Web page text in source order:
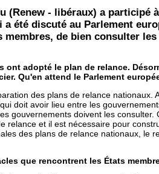
(Renew - libéraux) a participé
a été discuté au Parlement
membres, de bien consulter
ont adopté le plan de relance.
Qu'en attend le Parlement
des plans de relance nationaux.
doit avoir lieu entre les
gouvernements doivent les
relance et il est nécessaire pour
des plans de relance nationaux, le
que rencontrent les États